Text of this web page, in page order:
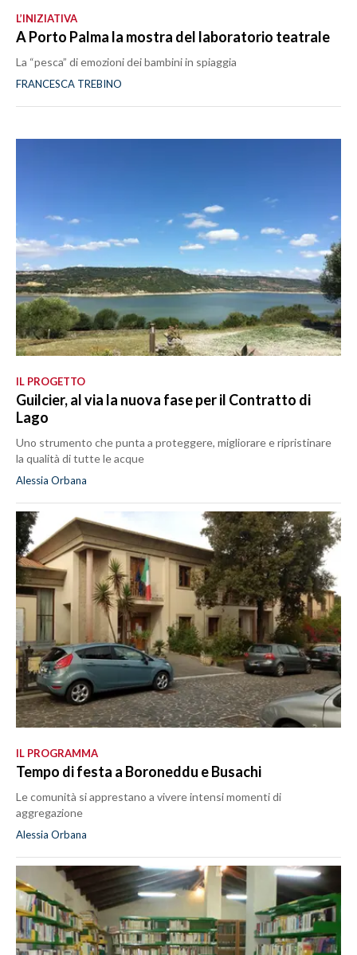
L’INIZIATIVA
A Porto Palma la mostra del laboratorio teatrale
La “pesca” di emozioni dei bambini in spiaggia
FRANCESCA TREBINO
IL PROGETTO
Guilcier, al via la nuova fase per il Contratto di
Lago
Uno strumento che punta a proteggere, migliorare e ripristinare
la qualità di tutte le acque
Alessia Orbana
IL PROGRAMMA
Tempo di festa a Boroneddu e Busachi
Le comunità si apprestano a vivere intensi momenti di
aggregazione
Alessia Orbana